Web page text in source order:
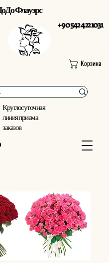
+90 542 422 1031
Флауэрс
Корзина
Круглосуточная
линия приема
заказов